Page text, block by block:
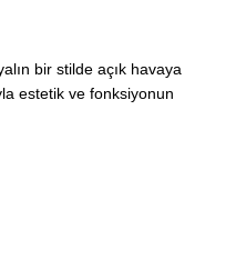
bir stilde açık havaya
estetik ve fonksiyonun